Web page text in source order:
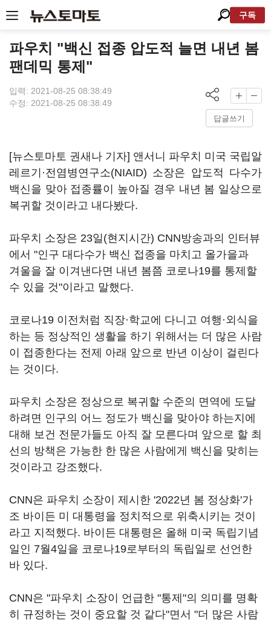
구독
파우치 "백신 접종 압도적 늘면 내년 봄
팬데믹 통제"
입력: 2021-08-25 08:38:49
수정: 2021-08-25 08:38:49
답글쓰기
[뉴스토마토 권새나 기자] 앤서니 파우치 미국 국립알
레르기·전염병연구소(NIAID) 소장은 압도적 다수가
백신을 맞아 접종률이 높아질 경우 내년 봄 일상으로
복귀할 것이라고 내다봤다.
파우치 소장은 23일(현지시간) CNN방송과의 인터뷰
에서 "인구 대다수가 백신 접종을 마치고 올가을과
겨울을 잘 이겨낸다면 내년 봄쯤 코로나19를 통제할
수 있을 것"이라고 말했다.
코로나19 이전처럼 직장·학교에 다니고 여행·외식을
하는 등 정상적인 생활을 하기 위해서는 더 많은 사람
이 접종한다는 전제 아래 앞으로 반년 이상이 걸린다
는 것이다.
파우치 소장은 정상으로 복귀할 수준의 면역에 도달
하려면 인구의 어느 정도가 백신을 맞아야 하는지에
대해 보건 전문가들도 아직 잘 모른다며 앞으로 할 최
선의 방책은 가능한 한 많은 사람에게 백신을 맞히는
것이라고 강조했다.
CNN은 파우치 소장이 제시한 '2022년 봄 정상화'가
조 바이든 미 대통령을 정치적으로 위축시키는 것이
라고 지적했다. 바이든 대통령은 올해 미국 독립기념
일인 7월4일을 코로나19로부터의 독립일로 선언한
바 있다.
CNN은 "파우치 소장이 언급한 "통제"의 의미를 명확
히 규정하는 것이 중요할 것 같다"면서 "더 많은 사람